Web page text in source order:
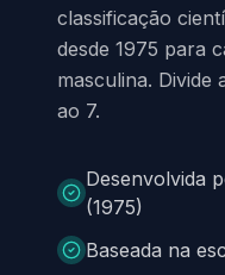
classificação
desde 1975 para
masculina. Divide
ao 7.
Desenvolvida
(1975)
Baseada na